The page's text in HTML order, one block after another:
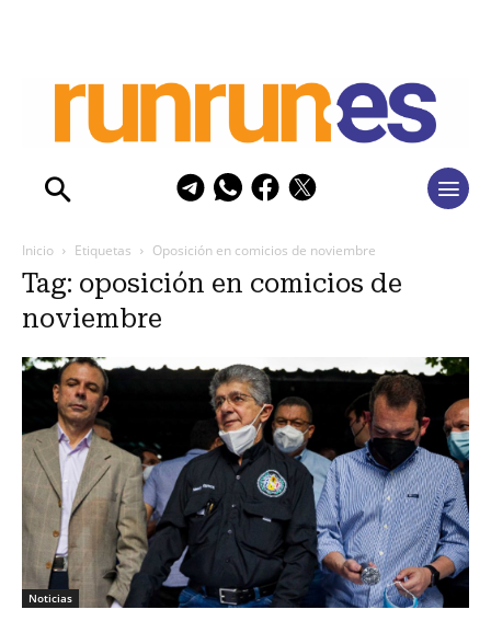
Inicio Etiquetas Oposición en comicios de noviembre
Tag: oposición en comicios de
noviembre
Noticias